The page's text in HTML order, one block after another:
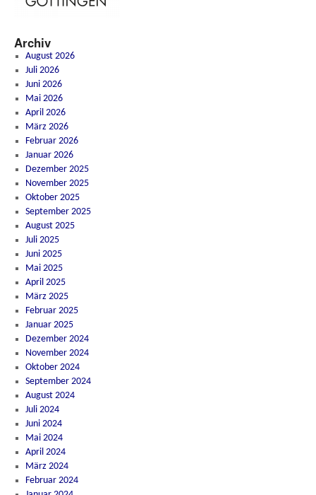
Archiv
August 2026
Juli 2026
Juni 2026
Mai 2026
April 2026
März 2026
Februar 2026
Januar 2026
Dezember 2025
November 2025
Oktober 2025
September 2025
August 2025
Juli 2025
Juni 2025
Mai 2025
April 2025
März 2025
Februar 2025
Januar 2025
Dezember 2024
November 2024
Oktober 2024
September 2024
August 2024
Juli 2024
Juni 2024
Mai 2024
April 2024
März 2024
Februar 2024